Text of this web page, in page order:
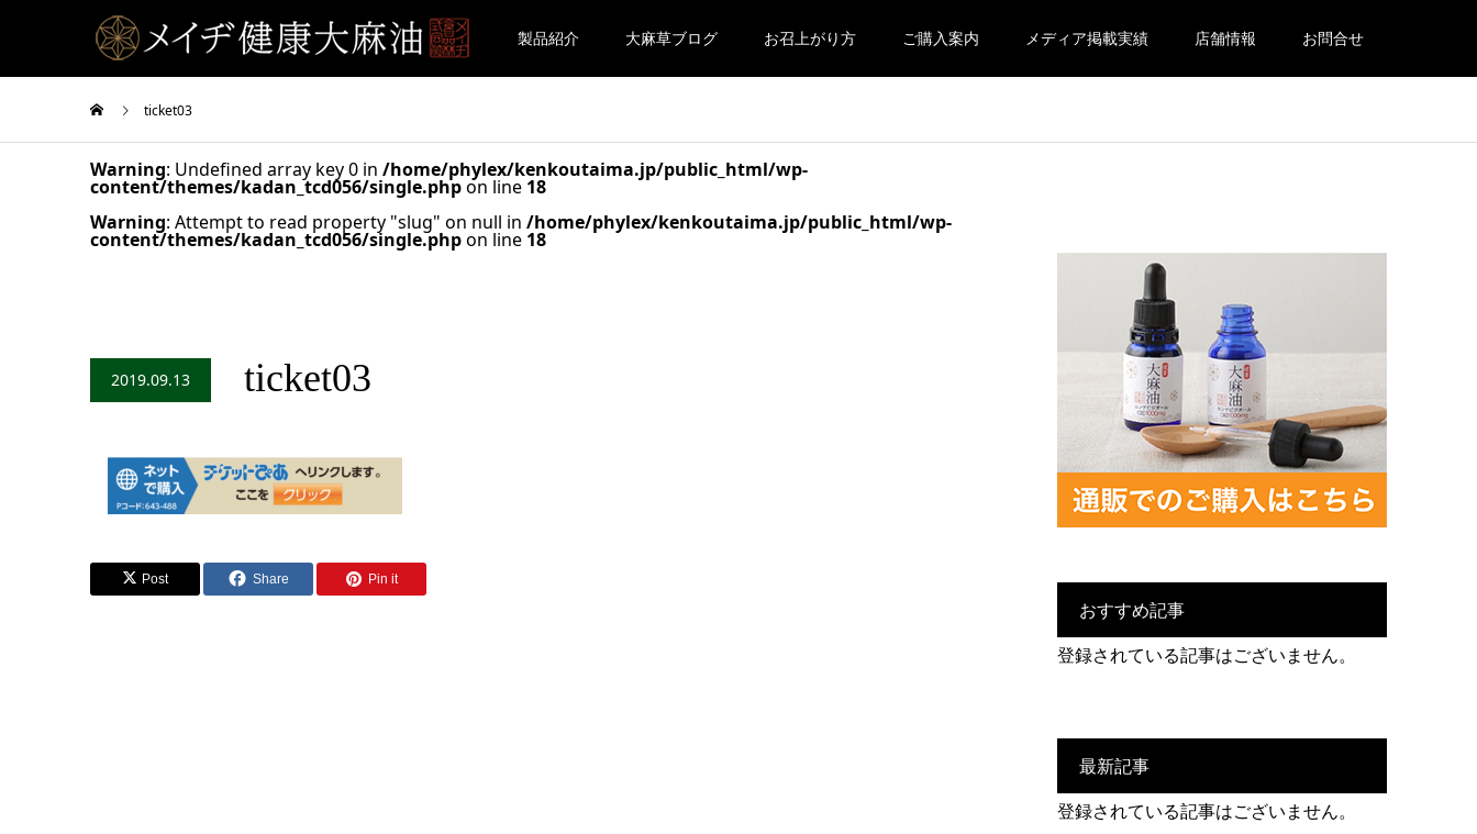
製品紹介 大麻草ブログ お召上がり方 ご購入案内 メディア掲載実績 店舗情報 お問合せ
ticket03
Warning: Undefined array key 0 in /home/phylex/kenkoutaima.jp/public_html/wp-
content/themes/kadan_tcd056/single.phpon line 18
Warning: Attempt to read property "slug" on null in /home/phylex/kenkoutaima.jp/public_html/wp-
content/themes/kadan_tcd056/single.phpon line 18
2019.09.13 ticket03
Post Share Pin it
おすすめ記事
登録されている記事はございません。
最新記事
登録されている記事はございません。